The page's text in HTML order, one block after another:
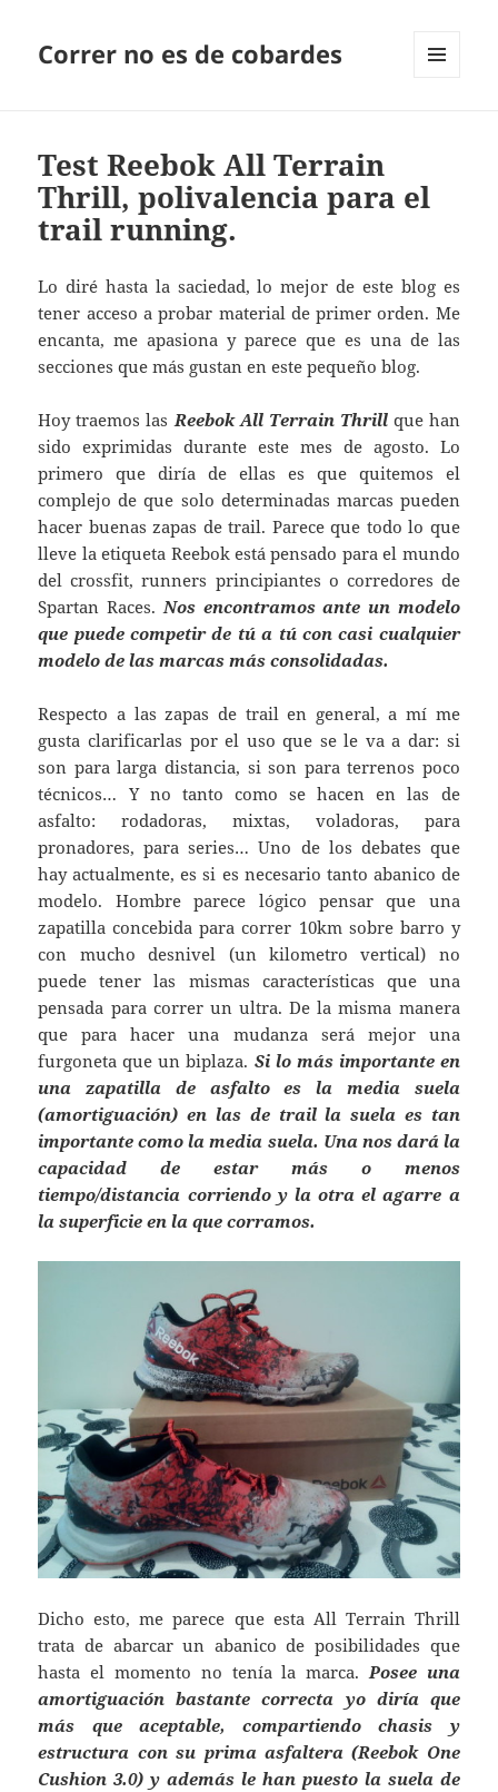
Correr no es de cobardes
Test Reebok All Terrain
Thrill, polivalencia para el
trail running.
Lo diré hasta la saciedad, lo mejor de este blog es
tener acceso a probar material de primer orden. Me
encanta, me apasiona y parece que es una de las
secciones que más gustan en este pequeño blog.
Hoy traemos lasReebok All Terrain Thrillque han
sido exprimidas durante este mes de agosto. Lo
primero que diría de ellas es que quitemos el
complejo de que solo determinadas marcas pueden
hacer buenas zapas de trail. Parece que todo lo que
lleve la etiqueta Reebok está pensado para el mundo
del crossfit, runners principiantes o corredores de
Spartan Races.Nos encontramos ante un modelo
que puede competir de tú a tú con casi cualquier
modelo de las marcas más consolidadas.
Respecto a las zapas de trail en general, a mí me
gusta clarificarlas por el uso que se le va a dar: si
son para larga distancia, si son para terrenos poco
técnicos… Y no tanto como se hacen en las de
asfalto: rodadoras, mixtas, voladoras, para
pronadores, para series… Uno de los debates que
hay actualmente, es si es necesario tanto abanico de
modelo. Hombre parece lógico pensar que una
zapatilla concebida para correr 10km sobre barro y
con mucho desnivel (un kilometro vertical) no
puede tener las mismas características que una
pensada para correr un ultra. De la misma manera
que para hacer una mudanza será mejor una
furgoneta que un biplaza. Si lo más importante en
una zapatilla de asfalto es la media suela
(amortiguación) en las de trail la suela es tan
importante como la media suela. Una nos dará la
capacidad de estar más o menos
tiempo/distancia corriendo y la otra el agarre a
la superficie en la que corramos.
Dicho esto, me parece que esta All Terrain Thrill
trata de abarcar un abanico de posibilidades que
hasta el momento no tenía la marca. Posee una
amortiguación bastante correcta yo diría que
más que aceptable, compartiendo chasis y
estructura con su prima asfaltera (Reebok One
Cushion 3.0) y además le han puesto la suela de